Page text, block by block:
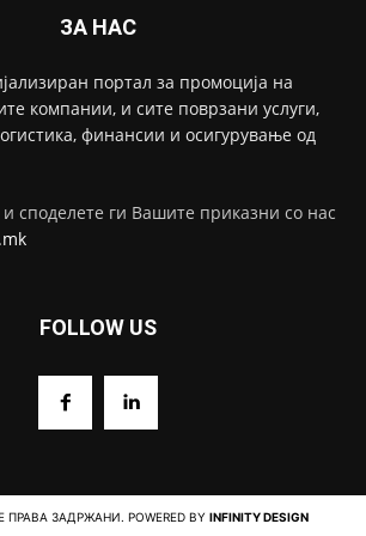
ЗА НАС
портал за промоција на
компании, и сите поврзани услуги,
финансии и осигурување од
и споделете ги Вашите приказни со нас
FOLLOW US
ПРАВА ЗАДРЖАНИ. POWERED BY INFINITY DESIGN